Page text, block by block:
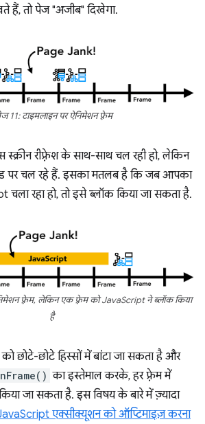
हैं, तो पेज "अजीब" दिखेगा.
11: टाइमलाइन पर ऐनिमेशन फ़्रेम
स्क्रीन रीफ़्रेश के साथ-साथ चल रही हो, लेकिन
पर चल रहे हैं. इसका मतलब है कि जब आपका
रहा हो, तो इसे ब्लॉक किया जा सकता है.
फ़्रेम, लेकिन एक फ़्रेम को JavaScript ने ब्लॉक किया
है
छोटे-छोटे हिस्सों में बांटा जा सकता है और
का इस्तेमाल करके, हर फ़्रेम में
जा सकता है. इस विषय के बारे में ज़्यादा
एक्सीक्यूशन को ऑप्टिमाइज़ करना